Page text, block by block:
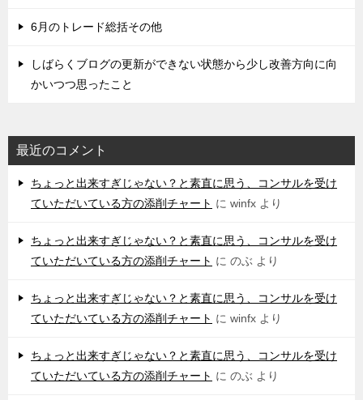
6月のトレード総括その他
しばらくブログの更新ができない状態から少し改善方向に向
かいつつ思ったこと
最近のコメント
ちょっと出来すぎじゃない？と素直に思う、コンサルを受け
ていただいている方の添削チャート に winfx より
ちょっと出来すぎじゃない？と素直に思う、コンサルを受け
ていただいている方の添削チャート に のぶ より
ちょっと出来すぎじゃない？と素直に思う、コンサルを受け
ていただいている方の添削チャート に winfx より
ちょっと出来すぎじゃない？と素直に思う、コンサルを受け
ていただいている方の添削チャート に のぶ より